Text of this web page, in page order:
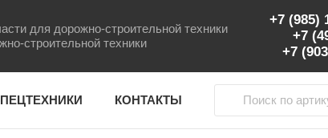
для дорожно-строительной техники
строительной техники
+7 (985)
+7
+7
КОНТАКТЫ